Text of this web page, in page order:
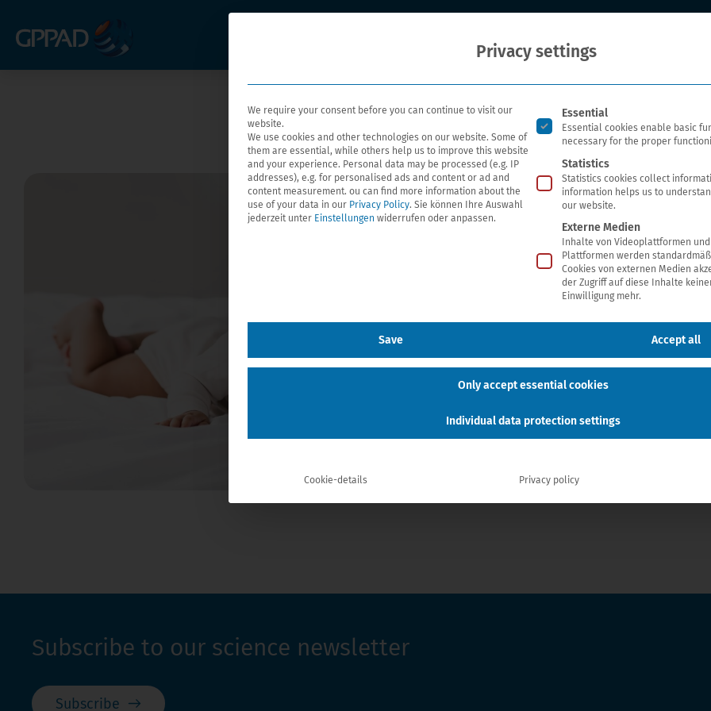
You have
Subscribe to our science newsletter
Subscribe
Privacy settings
We require your consent before you can continue to visit our
website.
We use cookies and other technologies on our website. Some of
them are essential, while others help us to improve this website
and your experience. Personal data may be processed (e.g. IP
addresses), e.g. for personalised ads and content or ad and
content measurement. ou can find more information about the
use of your data in our Privacy Policy. Sie können Ihre Auswahl
jederzeit unter Einstellungen widerrufen oder anpassen.
Es folgt eine Liste der
Essential
Essential cookies enable basic
necessary for the proper
Statistics
Statistics cookies collect
information helps us to
our website.
Externe Medien
Inhalte von Videoplattformen
Plattformen werden
Cookies von externen Medien
der Zugriff auf diese Inhalte
Einwilligung mehr.
Save Accept all
Only accept essential cookies
Individual data protection settings
Cookie-details Privacy policy